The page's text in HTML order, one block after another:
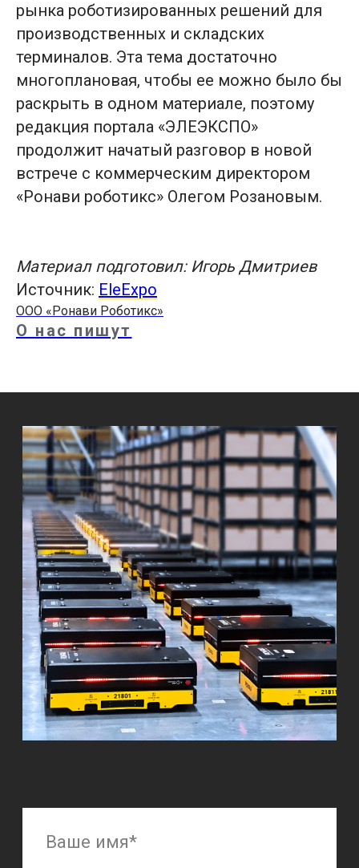
рынка роботизированных решений для
производственных и складских
терминалов. Эта тема достаточно
многоплановая, чтобы ее можно было бы
раскрыть в одном материале, поэтому
редакция портала «ЭЛЕЭКСПО»
продолжит начатый разговор в новой
встрече с коммерческим директором
«Ронави роботикс» Олегом Розановым.
Материал подготовил: Игорь Дмитриев
Источник: EleExpo
ООО «Ронави Роботикс»
О нас пишут